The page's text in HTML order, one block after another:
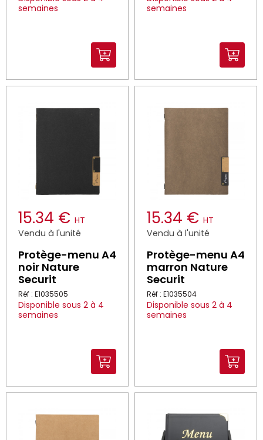
semaines
semaines
15.34 € HT
Vendu à l'unité
Protège-menu A4
noir Nature
Securit
Réf : E1035505
Disponible sous 2 à 4
semaines
15.34 € HT
Vendu à l'unité
Protège-menu A4
marron Nature
Securit
Réf : E1035504
Disponible sous 2 à 4
semaines